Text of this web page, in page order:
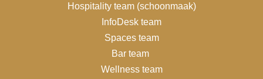
Hospitality team (schoonmaak)
InfoDesk team
Spaces team
Bar team
Wellness team